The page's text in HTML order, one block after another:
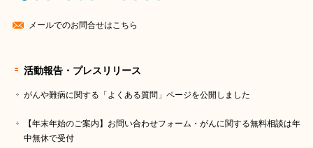
メールでのお問合せはこちら
活動報告・プレスリリース
がんや難病に関する「よくある質問」ページを公開しました
【年末年始のご案内】お問い合わせフォーム・がんに関する無料相談は年
中無休で受付